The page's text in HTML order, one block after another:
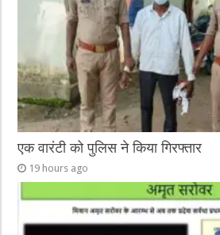
एक वारंटी को पुलिस ने किया गिरफ्तार
19 hours ago